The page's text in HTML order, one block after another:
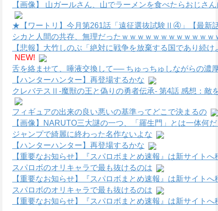
【画像】 山ガールさん、山でラーメンを食べたらおじさ
★【ワートリ】今月第261話「遠征選抜試験Ⅱ④」【最新
シカと人間の共存、無理だったｗｗｗｗｗｗｗｗｗｗｗｗ
【悲報】大竹しのぶ「絶対に戦争を放棄する国であり続
NEW!
舌を絡ませて、唾液交換して── ちゅっちゅしながらの濃
【ハンターハンター】再登場するかな
クレバテスⅡ-魔獣の王と偽りの勇者伝承- 第4話 感想：敵
フィギュアの出来の良い悪いの基準ってどこで決まるの
【画像】NARUTO三大謎の一つ、「羅生門」とは一体何
ジャンプで綺麗に終わった名作ないよな
【ハンターハンター】再登場するかな
【重要なお知らせ】『スパロボまとめ速報』は新サイトへ
スパロボのオリキャラで最も抜けるのは
【重要なお知らせ】『スパロボまとめ速報』は新サイトへ
スパロボのオリキャラで最も抜けるのは
【重要なお知らせ】『スパロボまとめ速報』は新サイトへ